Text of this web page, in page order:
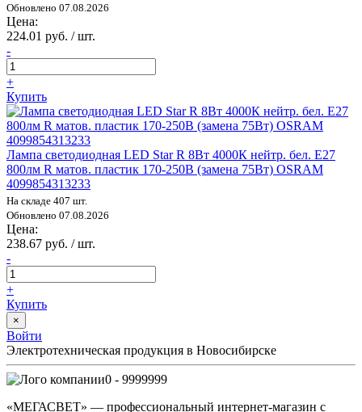
Обновлено 07.08.2026
Цена:
224.01 руб. / шт.
-
+
Купить
Лампа светодиодная LED Star R 8Вт 4000К нейтр. бел. E27
800лм R матов. пластик 170-250В (замена 75Вт) OSRAM
4099854313233
На складе 407 шт.
Обновлено 07.08.2026
Цена:
238.67 руб. / шт.
-
+
Купить
×
Войти
Электротехническая продукция в Новосибирске
0 - 9999999
«МЕГАСВЕТ» — профессиональный интернет-магазин с